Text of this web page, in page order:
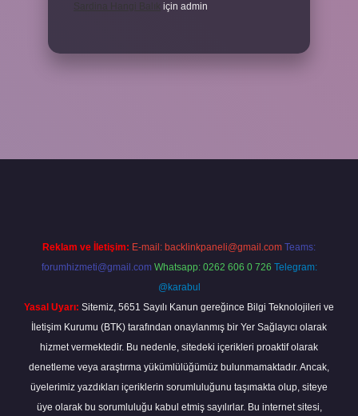
için admin
Reklam ve İletişim: E-mail: backlinkpaneli@gmail.com Teams:
forumhizmeti@gmail.com Whatsapp: 0262 606 0 726 Telegram:
@karabul
Yasal Uyarı: Sitemiz, 5651 Sayılı Kanun gereğince Bilgi Teknolojileri ve
İletişim Kurumu (BTK) tarafından onaylanmış bir Yer Sağlayıcı olarak
hizmet vermektedir. Bu nedenle, sitedeki içerikleri proaktif olarak
denetleme veya araştırma yükümlülüğümüz bulunmamaktadır. Ancak,
üyelerimiz yazdıkları içeriklerin sorumluluğunu taşımakta olup, siteye
üye olarak bu sorumluluğu kabul etmiş sayılırlar. Bu internet sitesi,